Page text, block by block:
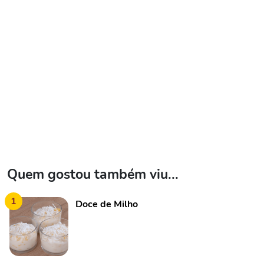
Quem gostou também viu...
1 Doce de Milho